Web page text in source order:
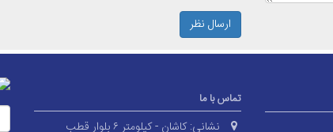
ارسال نظر
تماس با ما
نشانی: کاشان - کیلومتر ۶ بلوار قطب